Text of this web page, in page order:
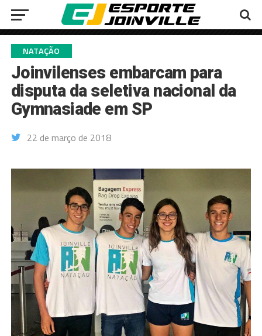
NATAÇÃO
Joinvilenses embarcam para
disputa da seletiva nacional da
Gymnasiade em SP
22 de março de 2018